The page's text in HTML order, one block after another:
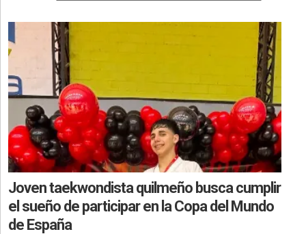
Joven taekwondista quilmeño busca cumplir
el sueño de participar en la Copa del Mundo
de España